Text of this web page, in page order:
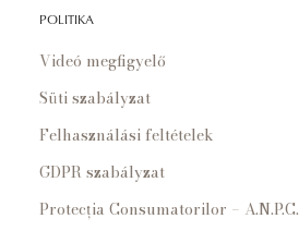
POLITIKA
Videó megfigyelő
Süti szabályzat
Felhasználási feltételek
GDPR szabályzat
Protecția Consumatorilor – A.N.P.C.